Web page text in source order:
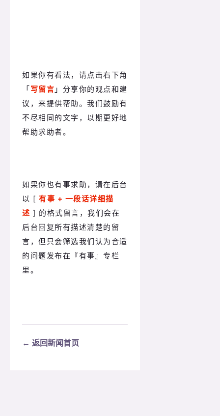
如果你有看法，请点击右下角
「写留言 」分享你的观点和建
议，来提供帮助。我们鼓励有
不尽相同的文字，以期更好地
帮助求助者。
如果你也有事求助，请在后台
以 [ 有事 + 一段话详细描
述 ] 的格式留言，我们会在
后台回复所有描述清楚的留
言，但只会筛选我们认为合适
的问题发布在 『有事』专栏
里。
← 返回新闻首页